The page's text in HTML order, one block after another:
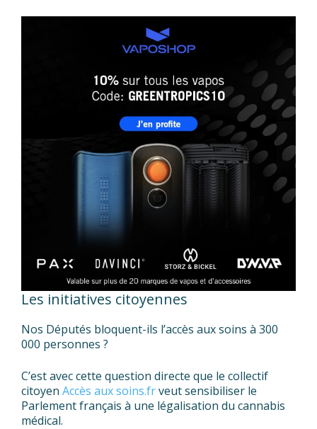
Les initiatives citoyennes
Nos Députés bloquent-ils l’accès aux soins à 300
000 personnes ?
C’est avec cette question directe que le collectif
citoyen Accès aux soins.frveut sensibiliser le
Parlement français à une légalisation du cannabis
médical.